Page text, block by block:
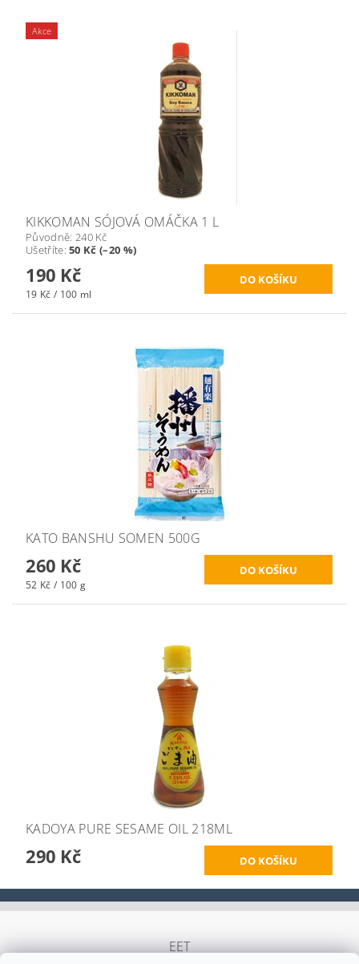
Akce
KIKKOMAN SÓJOVÁ OMÁČKA 1 L
Původně: 240 Kč
Ušetříte:50 Kč (–20 %)
190 Kč
19 Kč / 100 ml
KATO BANSHU SOMEN 500G
260 Kč
52 Kč / 100 g
KADOYA PURE SESAME OIL 218ML
290 Kč
EET